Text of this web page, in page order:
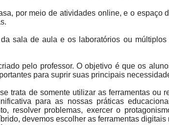
por meio de atividades online, e o espaço
sala de aula e os laboratórios ou
pelo professor. O objetivo é que os
para suprir suas principais
trata de somente utilizar as ferramentas ou
para as nossas práticas
resolver problemas, exercer o
devemos escolher as ferramentas